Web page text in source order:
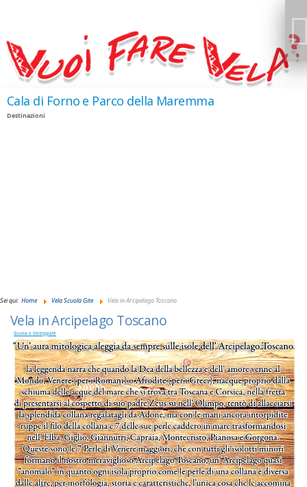
Cala di Forno e Parco della Maremma
Destinazioni
Isole formiche
Destinazioni
Sei qui: Home Vela Scuola Gite Vela in Arcipelago Toscano
Vela in Arcipelago Toscano
Scuola e Veleggiate